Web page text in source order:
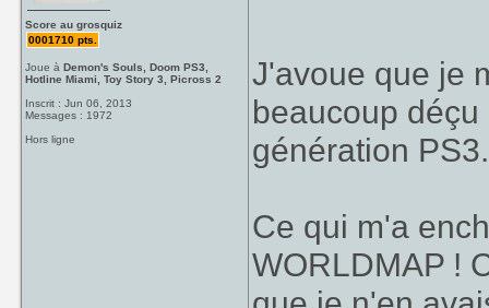
Score au grosquiz
0001710 pts.
Joue àDemon's Souls, Doom PS3,
Hotline Miami, Toy Story 3, Picross 2
Inscrit : Jun 06, 2013
Messages : 1972
Hors ligne
J'avoue que je
beaucoup
génération PS3.
Ce qui m'a
WORLDMAP !